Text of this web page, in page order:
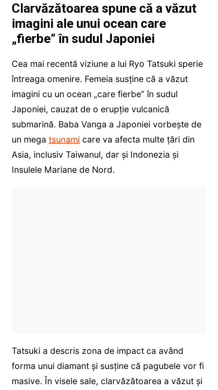
Clarvăzătoarea spune că a văzut
imagini ale unui ocean care
„fierbe” în sudul Japoniei
Cea mai recentă viziune a lui Ryo Tatsuki sperie
întreaga omenire. Femeia susține că a văzut
imagini cu un ocean „care fierbe” în sudul
Japoniei, cauzat de o erupție vulcanică
submarină. Baba Vanga a Japoniei vorbește de
un mega tsunami care va afecta multe țări din
Asia, inclusiv Taiwanul, dar și Indonezia și
Insulele Mariane de Nord.
Tatsuki a descris zona de impact ca având
forma unui diamant și susține că pagubele vor fi
masive. În visele sale, clarvăzătoarea a văzut și